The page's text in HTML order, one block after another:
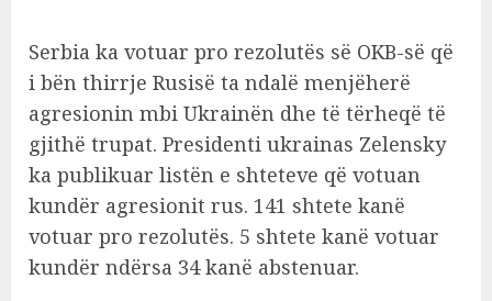
Serbia ka votuar pro rezolutës së OKB-së që
i bën thirrje Rusisë ta ndalë menjëherë
agresionin mbi Ukrainën dhe të tërheqë të
gjithë trupat. Presidenti ukrainas Zelensky
ka publikuar listën e shteteve që votuan
kundër agresionit rus. 141 shtete kanë
votuar pro rezolutës. 5 shtete kanë votuar
kundër ndërsa 34 kanë abstenuar.